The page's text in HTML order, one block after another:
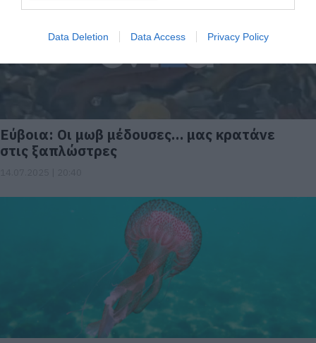
Data Deletion Data Access Privacy Policy
Εύβοια: Οι μωβ μέδουσες… μας κρατάνε
στις ξαπλώστρες